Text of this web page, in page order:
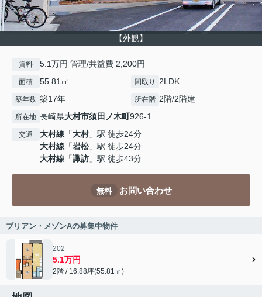
【外観】
賃料 5.1万円 管理/共益費 2,200円
面積 55.81㎡ 間取り 2LDK
築年数 築17年 所在階 2階/2階建
所在地 長崎県大村市須田ノ木町926-1
交通 大村線 「大村」駅 徒歩24分
大村線 「岩松」駅 徒歩24分
大村線 「諏訪 」駅 徒歩43分
無料 お問い合わせ
ブリアン・メゾンAの募集中物件
202
5.1万円
2階 / 16.88坪(55.81㎡)